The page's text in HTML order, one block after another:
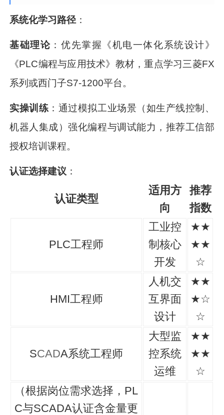
系统化学习路径 ：
基础理论 ：优先掌握《机电一体化系统设计》
《PLC编程与应用技术》教材，重点学习三菱FX
系列或西门子S7-1200平台。
实操训练 ：通过模拟工业场景（如生产线控制、
机器人集成）强化编程与调试能力，推荐工信部
授权培训课程。
认证选择建议 ：
认证类型
适用方
向
推荐
指数
PLC工程师
工业控
制核心
开发
★★
★★
☆
HMI工程师
人机交
互界面
设计
★★
★☆
☆
SCADA系统工程师
大型监
控系统
运维
★★
★★
☆
（根据岗位需求选择，PL
C与SCADA认证含金量更